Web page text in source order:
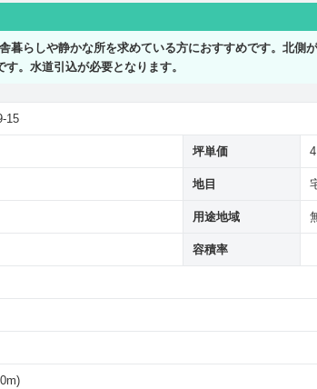
暮らしや静かな所を求めている方におすすめです。北側
。水道引込が必要となります。
15
坪単価
地目
用途地域
容積率